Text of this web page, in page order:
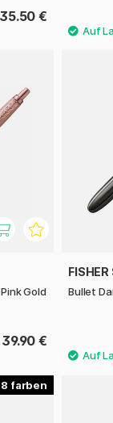
€
Gold
39.90 €
FISHER
Bullet
8